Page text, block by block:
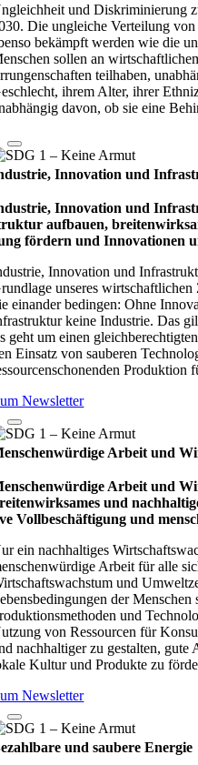
und Diskriminierung
Die ungleiche Verteilung
bekämpft werden wie die
sollen an
teilhaben,
ihrem Alter, ihrer
davon, ob sie eine
Innovation und
Innovation und
auf­bauen,
för­dern und Inno­vati­o­nen
Innovation und
unseres wirtschaftlichen
einander bedingen: Ohne
keine Industrie. Das
geht um einen
Einsatz von sauberen
Produktion
Newsletter
Arbeit und
Arbeit und
und
Vollbe­schäf­ti­gung und
ein nachhaltiges
Arbeit für alle
und
der Menschen
und
von Ressourcen für
nachhaltiger zu gestalten, gute
Kultur und Produkte zu
Newsletter
und saubere Energie